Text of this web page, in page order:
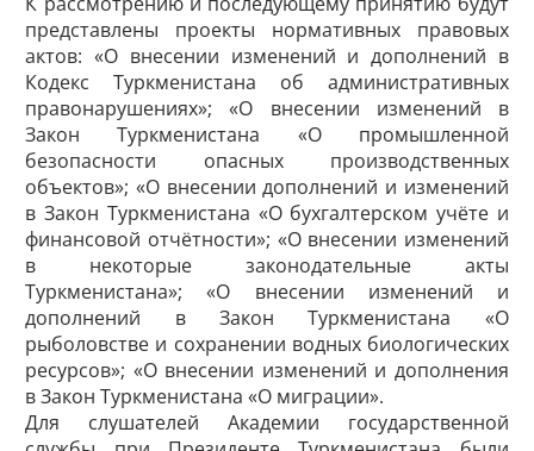
представлены проекты нормативных правовых
актов: «О внесении изменений и дополнений в
Кодекс Туркменистана об административных
правонарушениях»; «О внесении изменений в
Закон Туркменистана «О промышленной
безопасности опасных производственных
объектов»; «О внесении дополнений и изменений
в Закон Туркменистана «О бухгалтерском учёте и
финансовой отчётности»; «О внесении изменений
в некоторые законодательные акты
Туркменистана»; «О внесении изменений и
дополнений в Закон Туркменистана «О
рыболовстве и сохранении водных биологических
ресурсов»; «О внесении изменений и дополнения
в Закон Туркменистана «О миграции».
Для слушателей Академии государственной